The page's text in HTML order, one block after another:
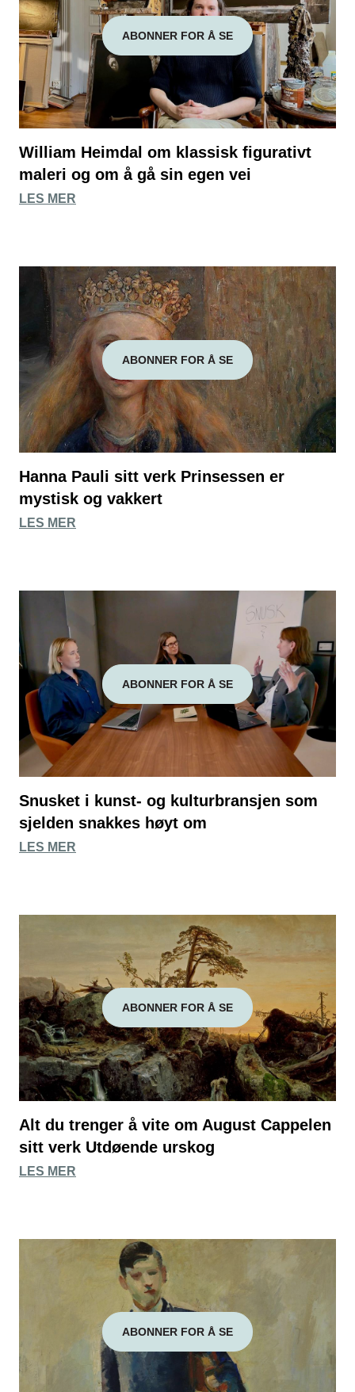
ABONNER FOR Å SE
William Heimdal om klassisk figurativt
maleri og om å gå sin egen vei
LES MER
ABONNER FOR Å SE
Hanna Pauli sitt verk Prinsessen er
mystisk og vakkert
LES MER
ABONNER FOR Å SE
Snusket i kunst- og kulturbransjen som
sjelden snakkes høyt om
LES MER
ABONNER FOR Å SE
Alt du trenger å vite om August Cappelen
sitt verk Utdøende urskog
LES MER
ABONNER FOR Å SE